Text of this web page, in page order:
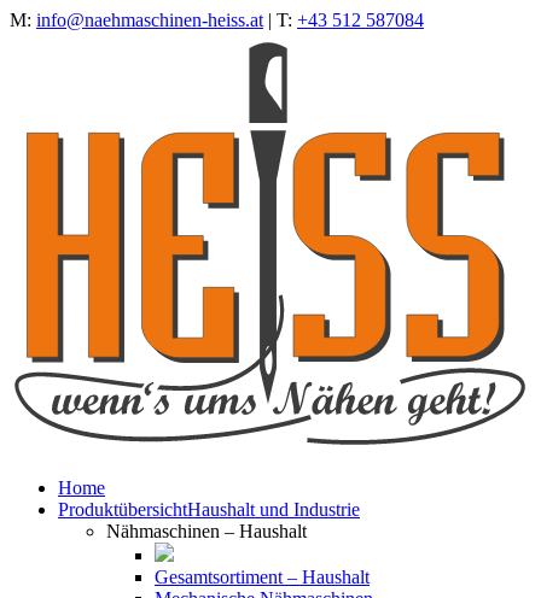
M: info@naehmaschinen-heiss.at | T: +43 512 587084
Home
ProduktübersichtHaushalt und Industrie
Nähmaschinen – Haushalt
Gesamtsortiment – Haushalt